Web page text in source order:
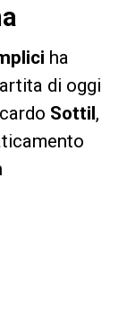
ha
di oggi
Sottil,